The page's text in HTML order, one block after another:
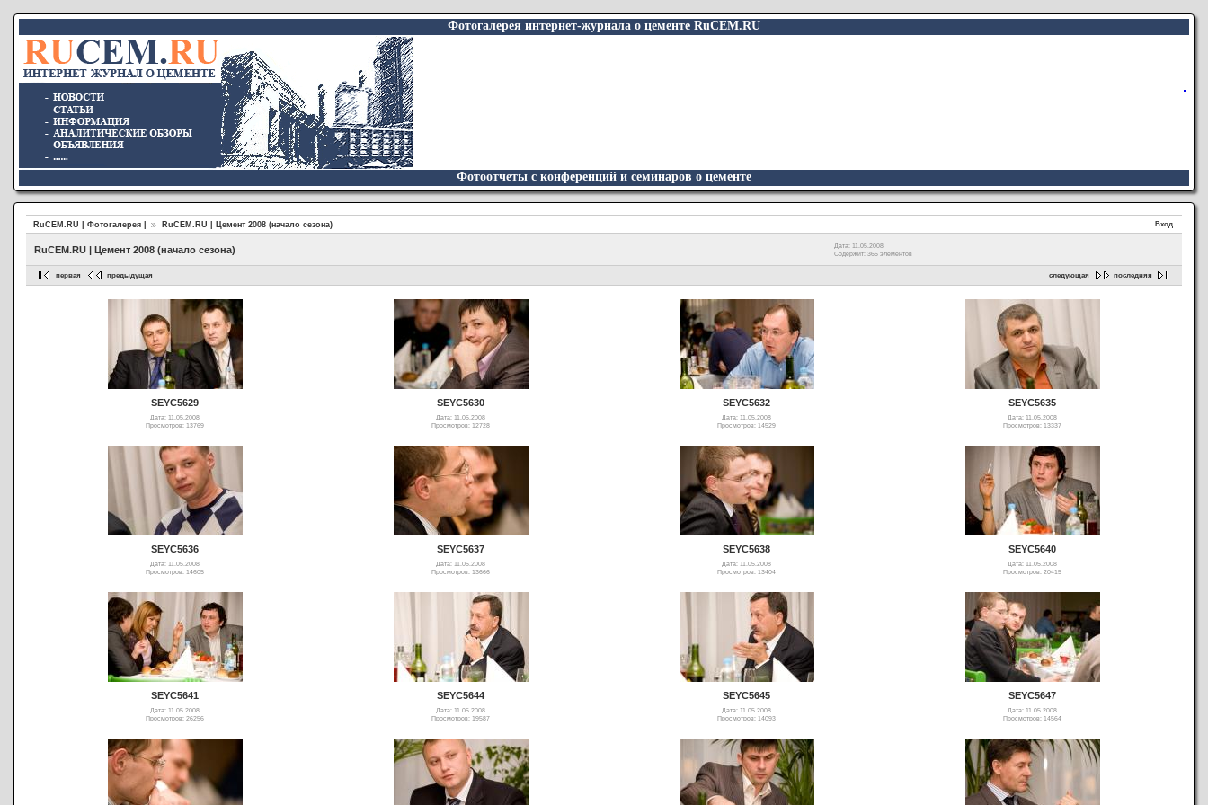
Фотогалерея интернет-журнала о цементе RuCEM.RU
Фотоотчеты с конференций и семинаров о цементе
Вход
RuCEM.RU | Фотогалерея | RuCEM.RU | Цемент 2008 (начало сезона)
RuCEM.RU | Цемент 2008 (начало сезона)
Дата: 11.05.2008
Содержит: 365 элементов
следующая последняя
первая предыдущая
SEYC5629
Дата: 11.05.2008
Просмотров: 13769
SEYC5630
Дата: 11.05.2008
Просмотров: 12728
SEYC5632
Дата: 11.05.2008
Просмотров: 14529
SEYC5635
Дата: 11.05.2008
Просмотров: 13337
SEYC5636
Дата: 11.05.2008
Просмотров: 14605
SEYC5637
Дата: 11.05.2008
Просмотров: 13666
SEYC5638
Дата: 11.05.2008
Просмотров: 13404
SEYC5640
Дата: 11.05.2008
Просмотров: 20415
SEYC5641
Дата: 11.05.2008
Просмотров: 26256
SEYC5644
Дата: 11.05.2008
Просмотров: 19587
SEYC5645
Дата: 11.05.2008
Просмотров: 14093
SEYC5647
Дата: 11.05.2008
Просмотров: 14564